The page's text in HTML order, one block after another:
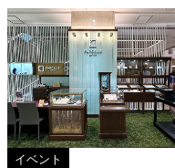
イベント